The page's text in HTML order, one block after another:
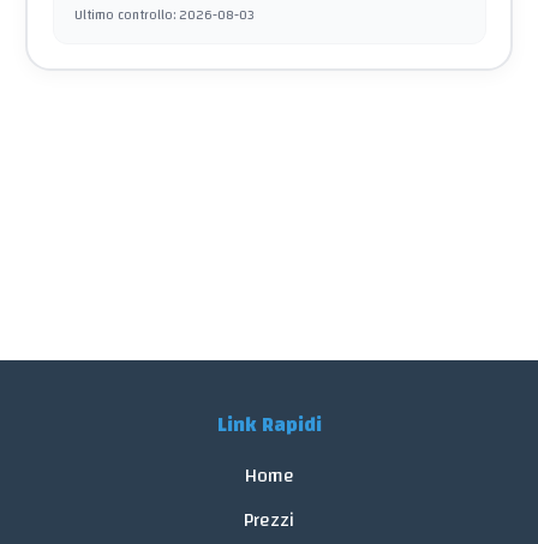
Ultimo controllo:2026-08-03
Link Rapidi
Home
Prezzi